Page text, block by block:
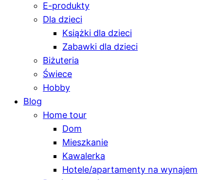
E-produkty
Dla dzieci
Książki dla dzieci
Zabawki dla dzieci
Biżuteria
Świece
Hobby
Blog
Home tour
Dom
Mieszkanie
Kawalerka
Hotele/apartamenty na wynajem